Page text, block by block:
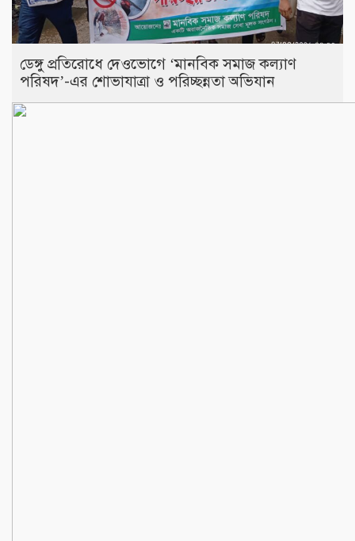
ডেঙ্গু প্রতিরোধে দেওভোগে ‘মানবিক সমাজ কল্যাণ
পরিষদ’-এর শোভাযাত্রা ও পরিচ্ছন্নতা অভিযান